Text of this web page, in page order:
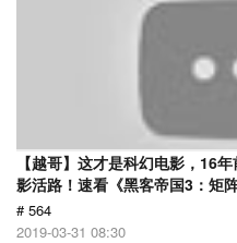
【越哥】这才是科幻电影，16
影活路！速看《黑客帝国3：矩
# 564
2019-03-31 08:30